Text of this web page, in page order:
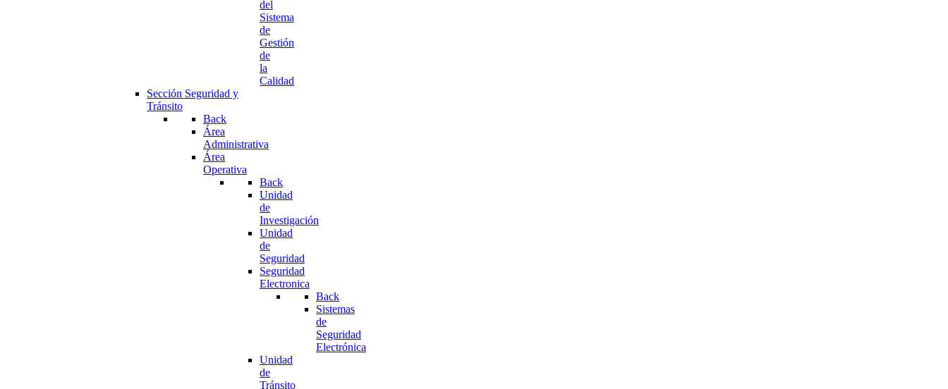
del
Sistema
de
Gestión
de
la
Calidad
Sección Seguridad y
Tránsito
Back
Área
Administrativa
Área
Operativa
Back
Unidad
de
Investigación
Unidad
de
Seguridad
Seguridad
Electronica
Back
Sistemas
de
Seguridad
Electrónica
Unidad
de
Tránsito